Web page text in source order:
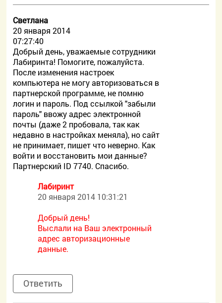
Светлана
20 января 2014
07:27:40
Добрый день, уважаемые сотрудники
Лабиринта! Помогите, пожалуйста.
После изменения настроек
компьютера не могу авторизоваться в
партнерской программе, не помню
логин и пароль. Под ссылкой "забыли
пароль" ввожу адрес электронной
почты (даже 2 пробовала, так как
недавно в настройках меняла), но сайт
не принимает, пишет что неверно. Как
войти и восстановить мои данные?
Партнерский ID 7740. Спасибо.
Лабиринт
20 января 2014 10:31:21
Добрый день!
Выслали на Ваш электронный
адрес авторизационные
данные.
Ответить